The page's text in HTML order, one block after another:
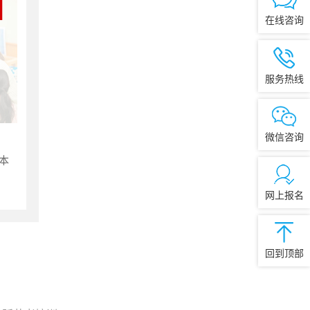
在线咨询
服务热线
微信咨询
网上报名
回到顶部